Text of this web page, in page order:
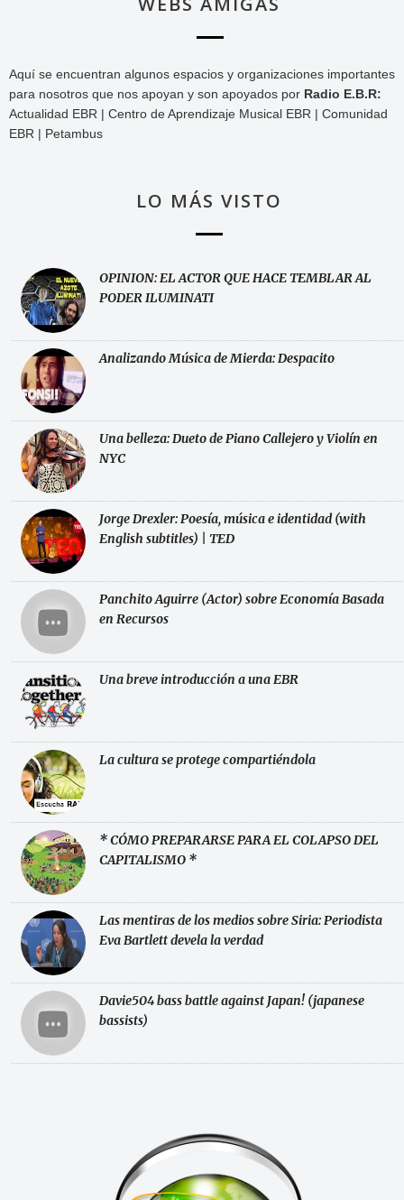
Aquí se encuentran algunos espacios y organizaciones importantes
para nosotros que nos apoyan y son apoyados por Radio E.B.R:
Actualidad EBR | Centro de Aprendizaje Musical EBR | Comunidad
EBR | Petambus
LO MÁS VISTO
OPINION: EL ACTOR QUE HACE TEMBLAR AL
PODER ILUMINATI
Analizando Música de Mierda: Despacito
Una belleza: Dueto de Piano Callejero y Violín en
NYC
Jorge Drexler: Poesía, música e identidad (with
English subtitles) | TED
Panchito Aguirre (Actor) sobre Economía Basada
en Recursos
Una breve introducción a una EBR
La cultura se protege compartiéndola
* CÓMO PREPARARSE PARA EL COLAPSO DEL
CAPITALISMO *
Las mentiras de los medios sobre Siria: Periodista
Eva Bartlett devela la verdad
Davie504 bass battle against Japan! (japanese
bassists)